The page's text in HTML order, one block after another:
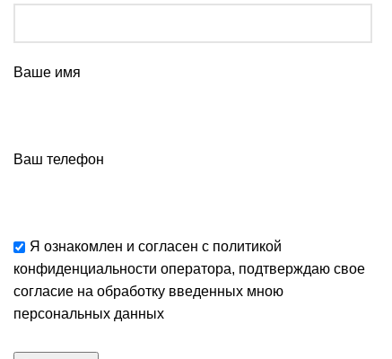
Ваше имя
Ваш телефон
Я ознакомлен и согласен с политикой
конфиденциальности оператора, подтверждаю свое
согласие на обработку введенных мною
персональных данных